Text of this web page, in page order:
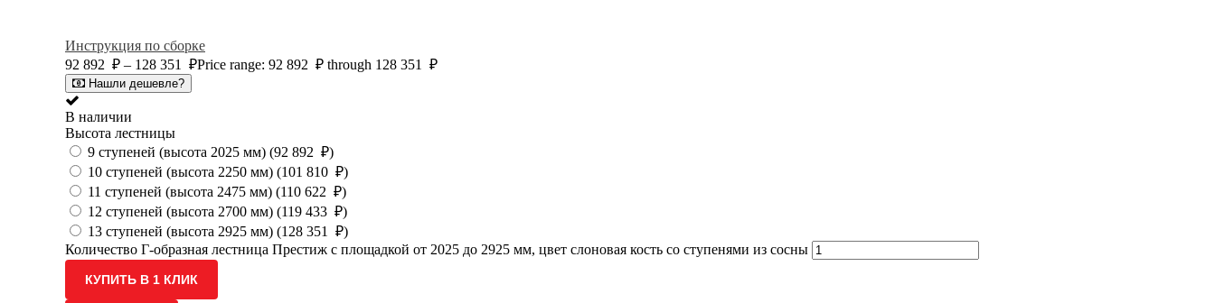
Инструкция по сборке
92 892 ₽ – 128 351 ₽Price range: 92 892 ₽ through 128 351 ₽
Нашли дешевле?
В наличии
Высота лестницы
9 ступеней (высота 2025 мм) (92 892 ₽)
10 ступеней (высота 2250 мм) (101 810 ₽)
11 ступеней (высота 2475 мм) (110 622 ₽)
12 ступеней (высота 2700 мм) (119 433 ₽)
13 ступеней (высота 2925 мм) (128 351 ₽)
Количество Г-образная лестница Престиж с площадкой от 2025 до 2925 мм, цвет слоновая кость со ступенями из сосны
КУПИТЬ В 1 КЛИК